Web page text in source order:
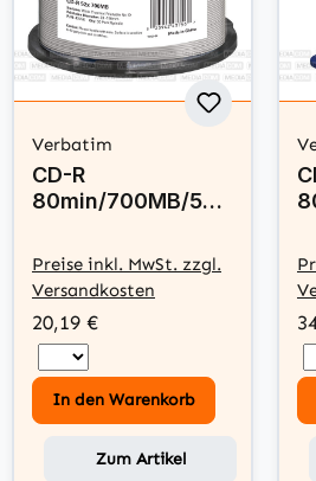
Verbatim
CD-R
80min/700MB/52x
Preise inkl. MwSt. zzgl.
Versandkosten
20,19 €
In den Warenkorb
Zum Artikel